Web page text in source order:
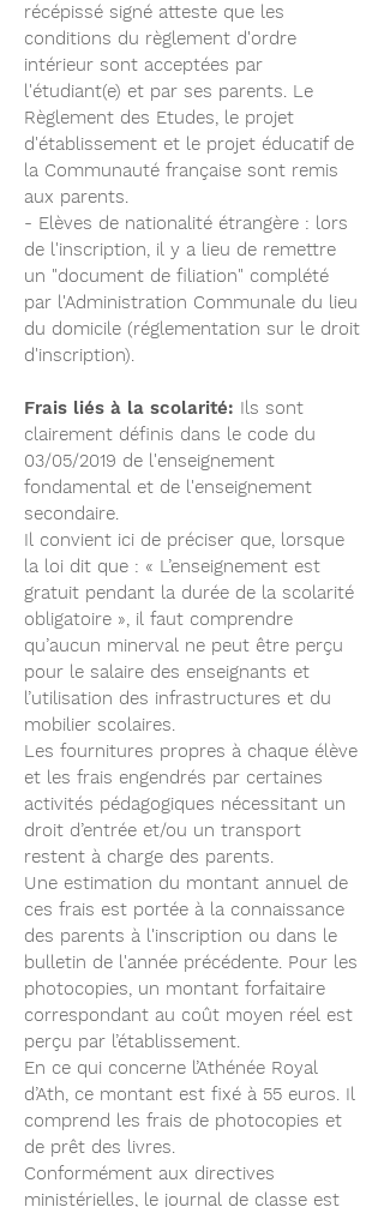
récépissé signé atteste que les
conditions du règlement d'ordre
intérieur sont acceptées par
l'étudiant(e) et par ses parents. Le
Règlement des Etudes, le projet
d'établissement et le projet éducatif de
la Communauté française sont remis
aux parents.
- Elèves de nationalité étrangère : lors
de l'inscription, il y a lieu de remettre
un "document de filiation" complété
par l'Administration Communale du lieu
du domicile (réglementation sur le droit
d'inscription).
Frais liés à la scolarité: Ils sont
clairement définis dans le code du
03/05/2019 de l'enseignement
fondamental et de l'enseignement
secondaire.
Il convient ici de préciser que, lorsque
la loi dit que : « L’enseignement est
gratuit pendant la durée de la scolarité
obligatoire », il faut comprendre
qu’aucun minerval ne peut être perçu
pour le salaire des enseignants et
l’utilisation des infrastructures et du
mobilier scolaires.
Les fournitures propres à chaque élève
et les frais engendrés par certaines
activités pédagogiques nécessitant un
droit d’entrée et/ou un transport
restent à charge des parents.
Une estimation du montant annuel de
ces frais est portée à la connaissance
des parents à l'inscription ou dans le
bulletin de l'année précédente. Pour les
photocopies, un montant forfaitaire
correspondant au coût moyen réel est
perçu par l’établissement.
En ce qui concerne l’Athénée Royal
d’Ath, ce montant est fixé à 55 euros. Il
comprend les frais de photocopies et
de prêt des livres.
Conformément aux directives
ministérielles, le journal de classe est